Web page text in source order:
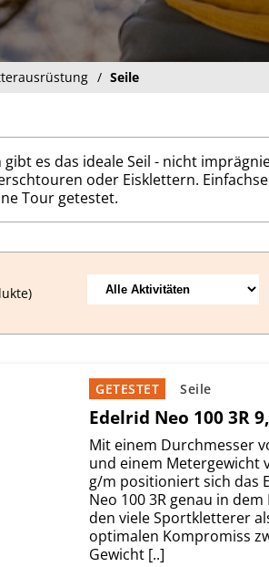
Seile
es das ideale Seil - nicht
oder Eisklettern.
Tour getestet.
Seile
GETESTET
Edelrid Neo 100 3R
Mit einem Durchmesser
und einem Metergewicht
g/m positioniert sich das
Neo 100 3R genau in dem
den viele Sportkletterer
optimalen Kompromiss
Gewicht [..]